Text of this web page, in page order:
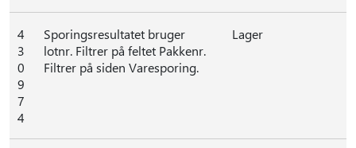
4
3
0
9
7
4
Sporingsresultatet bruger
lotnr. Filtrer på feltet Pakkenr.
Filtrer på siden Varesporing.
Lager